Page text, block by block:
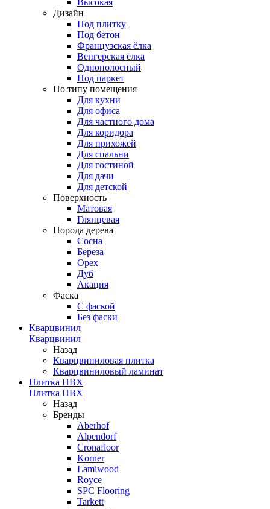
Высокая
Дизайн
Под плитку
Под бетон
Французская ёлка
Венгерская ёлка
Однополосный
Под паркет
По типу помещения
Для кухни
Для офиса
Для частного дома
Для коридора
Для прихожей
Для спальни
Для гостиной
Для дачи
Для детской
Поверхность
Матовая
Глянцевая
Порода дерева
Сосна
Береза
Орех
Дуб
Акация
Фаска
С фаской
Без фаски
Кварцвинил
Кварцвинил
Назад
Кварцвиниловая плитка
Кварцвиниловый ламинат
Плитка ПВХ
Плитка ПВХ
Назад
Бренды
Aberhof
Alpendorf
Cronafloor
Korner
Lamiwood
Royce
SPC Flooring
Tarkett